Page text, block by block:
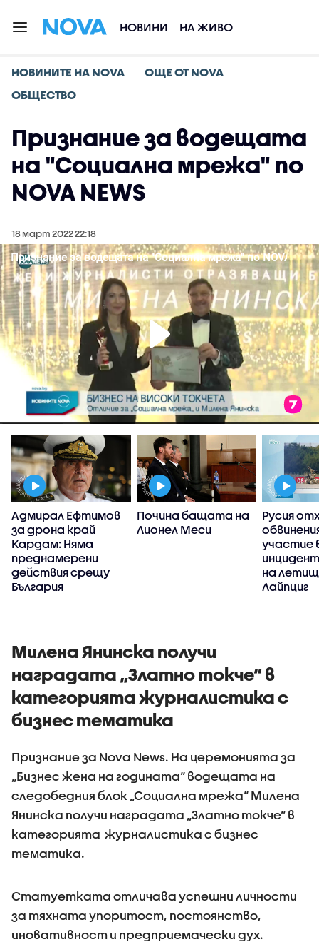
НОВИНИ НА ЖИВО
НОВИНИТЕ НА NOVA
ОЩЕ ОТ NOVA
ОБЩЕСТВО
Признание за водещата
на "Социална мрежа" по
NOVA NEWS
18 март 2022 22:18
Адмирал Ефтимов
за дрона край
Кардам: Няма
преднамерени
действия срещу
България
Почина бащата на
Лионел Меси
Русия
участие
на
Лайпциг
Милена Янинска получи
наградата „Златно токче“ в
категорията журналистика с
бизнес тематика
Признание за Nova News. На церемонията за
„Бизнес жена на годината“ водещата на
следобедния блок „Социална мрежа“ Милена
Янинска получи наградата „Златно токче“ в
категорията журналистика с бизнес
тематика.
Статуетката отличава успешни личности
за тяхната упоритост, постоянство,
иновативност и предприемачески дух.